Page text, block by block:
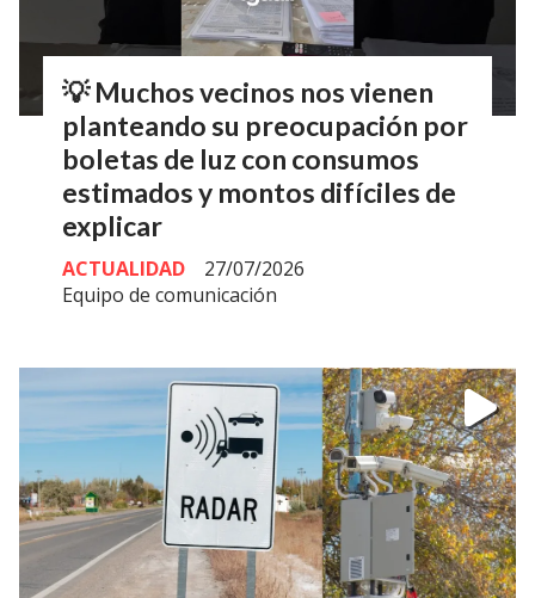
💡 Muchos vecinos nos vienen
planteando su preocupación por
boletas de luz con consumos
estimados y montos difíciles de
explicar
Equipo de comunicación
ACTUALIDAD 27/07/2026